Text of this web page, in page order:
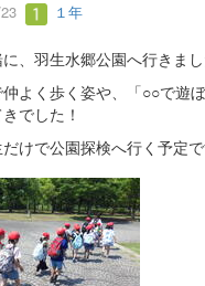
１年
、羽生水郷公園へ行きまし
よく歩く姿や、「○○で遊
でした！
けで公園探検へ行く予定で